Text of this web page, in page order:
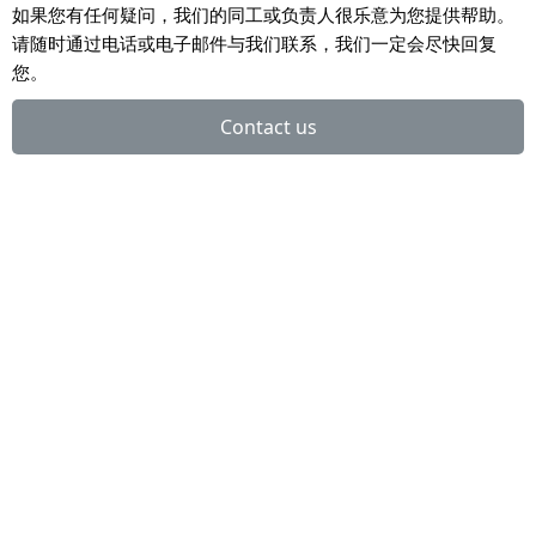
如果您有任何疑问，我们的同工或负责人很乐意为您提供帮助。
请随时通过电话或电子邮件与我们联系，我们一定会尽快回复
您。
Contact us